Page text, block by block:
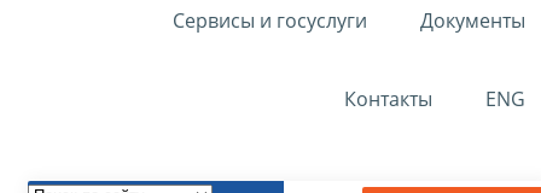
Сервисы и госуслуги Документы
Контакты ENG